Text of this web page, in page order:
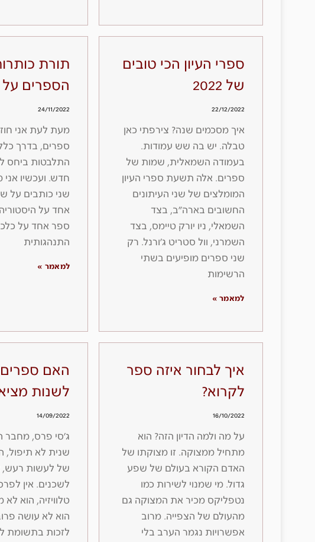
ספרי העיון הכי טובים
של 2022
22/12/2022
איך מסכמים שנה? צירפתי כאן
טבלה. יש בה שש עמודות.
בעמודה השמאלית, שמות של
ספרים. אלה תשעת ספרי העיון
המומלצים של שני העיתונים
החשובים בארה״ב, בצד
השמאלי, ניו יורק טיימס, בצד
השמרני, וול סטריט ג׳ורנל. רק
שני ספרים מופיעים בשתי
הרשימות
למאמר »
תורת
הספרים
24/11/2022
מעת לעת אני
ספרים, בדרך
התלבטות ביחס
חדש. ועכשיו
שני כותבים על
אחד על
ספר אחד על
התנהגותית
למאמר »
איך לבחור איזה ספר
לקרוא?
16/10/2022
על מה ולמה הדיון הזה? הוא
מתחיל ממצוקה. זו מצוקתו של
האדם הקורא בעולם של שפע
גדול. מי שמנוי לשירות כמו
נטפליקס מכיר את המצוקה גם
מהעולם של הצפייה. מרוב
אפשרויות נגמר הערב בלי
האם ספרים
לשנות
14/09/2022
ג׳סי פרס,
שנית לא תיפול,
של לעשות רעש,
לשכנים. אין
טלוויזיה, הוא
הוא לא עושה
לזכות בתשומת